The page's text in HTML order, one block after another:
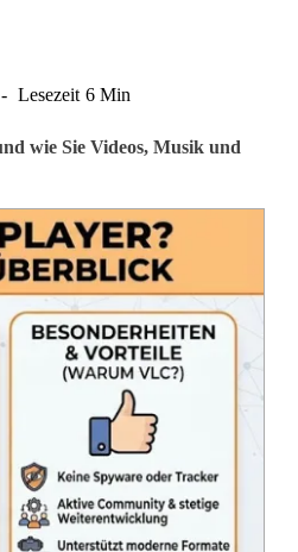
Lesezeit 6 Min
wie Sie Videos, Musik und